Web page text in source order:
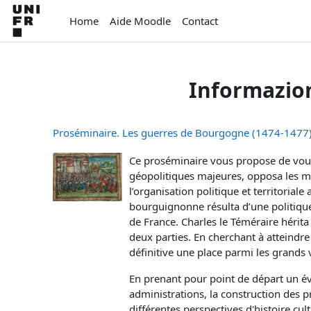
Vai al contenuto principale
Home
Aide Moodle Contact
Proséminaire. Les guerres de Bourgogne
Ce proséminaire vous propose de
géopolitiques majeures, opposa les
l’organisation politique et territoriale
bourguignonne résulta d’une
de France. Charles le Téméraire
deux parties. En cherchant à
définitive une place parmi les grands
En prenant pour point de départ un
administrations, la construction des